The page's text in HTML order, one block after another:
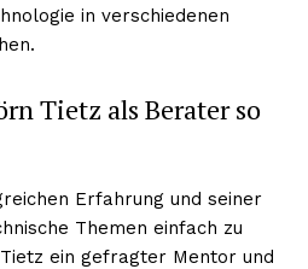
in verschiedenen
Tietz als Berater so
Erfahrung und seiner
Themen einfach zu
ein gefragter Mentor und